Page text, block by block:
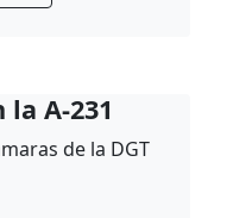
la A-231
de la DGT